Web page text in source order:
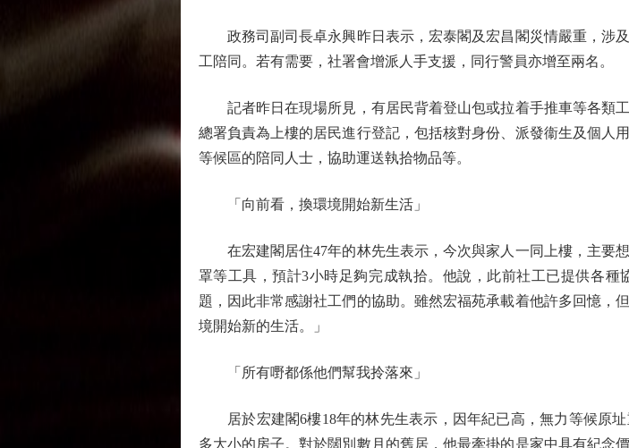
政務司副司長卓永興昨日表示，宏泰閣及宏昌閣災情嚴重，涉
工陪同。若有需要，社署會增派人手支援，同行警員亦增至兩名。
記者昨日在現場所見，有居民背着登山包或拉着手推車等各類
總署負責為上樓的居民進行登記，包括核對身份、派發衞生及個人
等候區的陪同人士，協助運送執拾物品等。
「向前看，換環境開始新生活」
在宏建閣居住47年的林先生表示，今次與家人一同上樓，主要
罩等工具，預計3小時足夠完成執拾。他說，此前社工已提供各
題，因此非常感謝社工們的協助。雖然宏福苑承載着他許多回憶，
境開始新的生活。」
「所有嘢都係他們幫我拎落來」
居於宏建閣6樓18年的林先生表示，因年紀已高，無力等候原址
多大小的房子。對於闊別數月的舊居，他最牽掛的是家中具有紀念